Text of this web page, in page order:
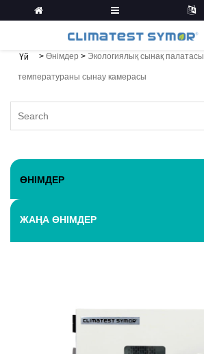
Үй > Өнімдер > Экологиялық сынақ палатасы
температураны сынау камерасы
ӨНІМДЕР
ЖАҢА ӨНІМДЕР